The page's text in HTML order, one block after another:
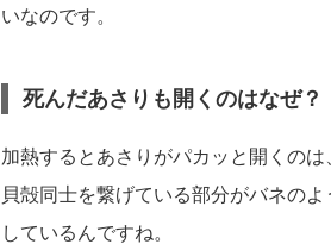
いなのです。
死んだあさりも開くのはなぜ？
加熱するとあさりがパカッと開くの
貝殻同士を繋げている部分がバネの
しているんですね。